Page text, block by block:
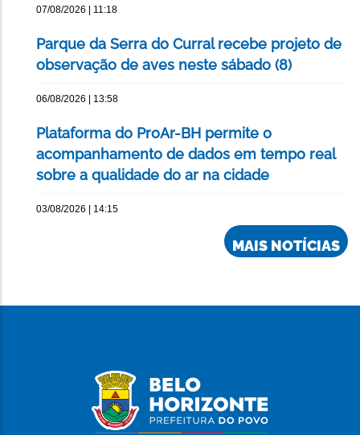
07/08/2026 | 11:18
Parque da Serra do Curral recebe projeto de
observação de aves neste sábado (8)
06/08/2026 | 13:58
Plataforma do ProAr-BH permite o
acompanhamento de dados em tempo real
sobre a qualidade do ar na cidade
03/08/2026 | 14:15
MAIS NOTÍCIAS